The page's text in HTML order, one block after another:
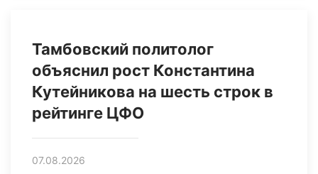
Тамбовский политолог
объяснил рост Константина
Кутейникова на шесть строк в
рейтинге ЦФО
07.08.2026